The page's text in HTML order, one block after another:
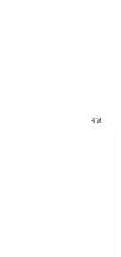
考试